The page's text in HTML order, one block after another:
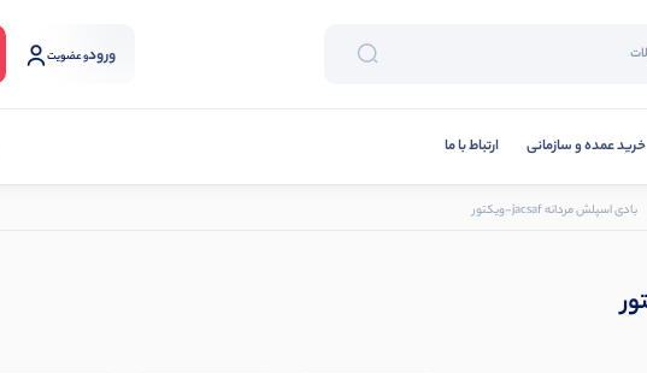
ورودو عضویت
خرید عمده و سازمانی ارتباط با ما
بادی اسپلش مردانه jacsaf-ویکتور